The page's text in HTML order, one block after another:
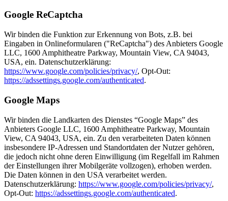
Google ReCaptcha
Wir binden die Funktion zur Erkennung von Bots, z.B. bei
Eingaben in Onlineformularen ("ReCaptcha") des Anbieters Google
LLC, 1600 Amphitheatre Parkway, Mountain View, CA 94043,
USA, ein. Datenschutzerklärung:
https://www.google.com/policies/privacy/, Opt-Out:
https://adssettings.google.com/authenticated.
Google Maps
Wir binden die Landkarten des Dienstes “Google Maps” des
Anbieters Google LLC, 1600 Amphitheatre Parkway, Mountain
View, CA 94043, USA, ein. Zu den verarbeiteten Daten können
insbesondere IP-Adressen und Standortdaten der Nutzer gehören,
die jedoch nicht ohne deren Einwilligung (im Regelfall im Rahmen
der Einstellungen ihrer Mobilgeräte vollzogen), erhoben werden.
Die Daten können in den USA verarbeitet werden.
Datenschutzerklärung: https://www.google.com/policies/privacy/,
Opt-Out: https://adssettings.google.com/authenticated.